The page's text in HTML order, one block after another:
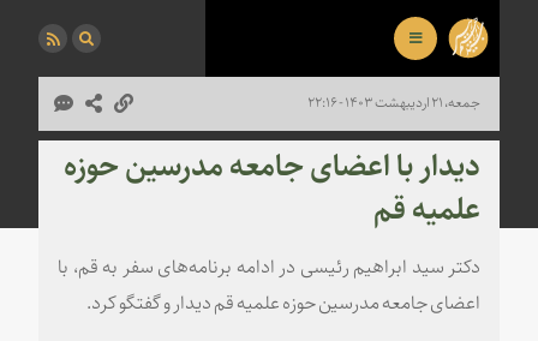
جمعه، ۲۱ اردیبهشت ۱۴۰۳ - ۲۲:۱۶
دیدار با اعضای جامعه مدرسین حوزه
علمیه قم
دکتر سید ابراهیم رئیسی در ادامه برنامه‌های سفر به قم، با
اعضای جامعه مدرسین حوزه علمیه قم دیدار و گفتگو کرد.